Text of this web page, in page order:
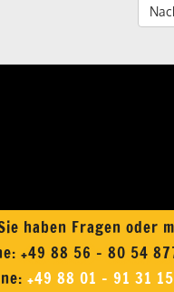
haben Fragen oder
+49 88 56 - 80 54
+49 88 01 - 91 31